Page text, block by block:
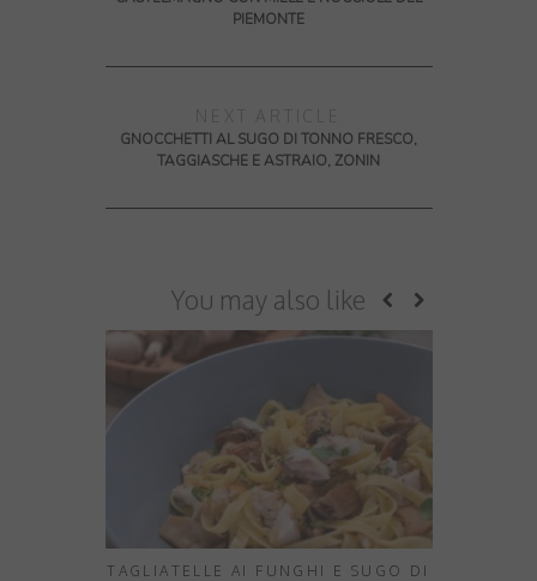
PIEMONTE
GNOCCHETTI AL SUGO DI TONNO FRESCO,
TAGGIASCHE E ASTRAIO, ZONIN
You may also like
TAGLIATELLE AI FUNGHI E SUGO DI